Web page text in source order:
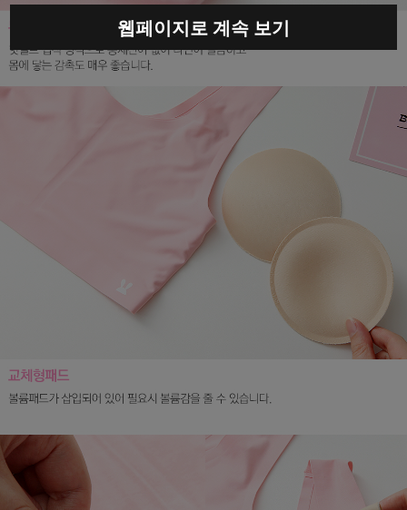
웹페이지로 계속 보기